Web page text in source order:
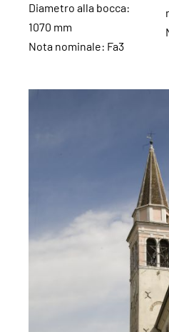
Diametro alla bocca:
1070 mm
Nota nominale: Fa3